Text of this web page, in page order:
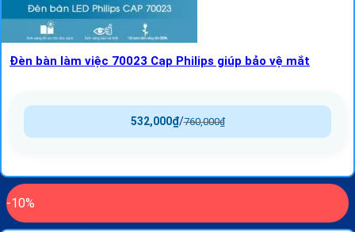
Đèn bàn làm việc 70023 Cap Philips giúp bảo vệ mắt
760,000₫
/
532,000₫
-10%